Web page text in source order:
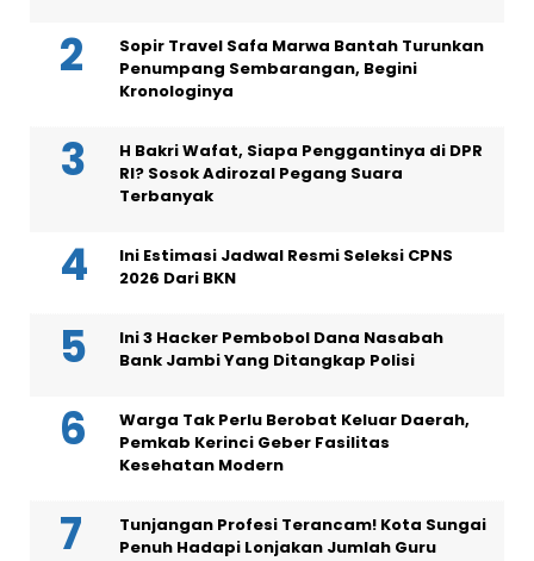
Sopir Travel Safa Marwa Bantah Turunkan
Penumpang Sembarangan, Begini
Kronologinya
H Bakri Wafat, Siapa Penggantinya di DPR
RI? Sosok Adirozal Pegang Suara
Terbanyak
Ini Estimasi Jadwal Resmi Seleksi CPNS
2026 Dari BKN
Ini 3 Hacker Pembobol Dana Nasabah
Bank Jambi Yang Ditangkap Polisi
Warga Tak Perlu Berobat Keluar Daerah,
Pemkab Kerinci Geber Fasilitas
Kesehatan Modern
Tunjangan Profesi Terancam! Kota Sungai
Penuh Hadapi Lonjakan Jumlah Guru